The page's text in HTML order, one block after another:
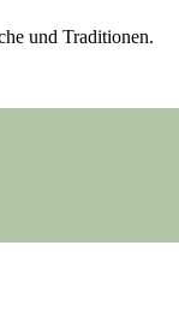
und Traditionen.